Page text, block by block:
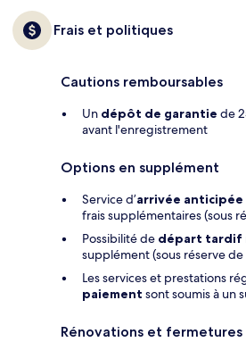
Frais et politiques
Cautions remboursables
Un dépôt de garantie de
avant l'enregistrement
Options en supplément
Service d’arrivée anticipée
frais supplémentaires (sous
Possibilité de départ tardif
supplément (sous réserve
Les services et prestations
paiement sont soumis à un
Rénovations et fermetures